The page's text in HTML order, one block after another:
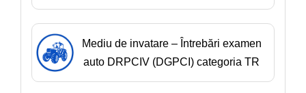
Mediu de invatare – Întrebări examen
auto DRPCIV (DGPCI) categoria TR